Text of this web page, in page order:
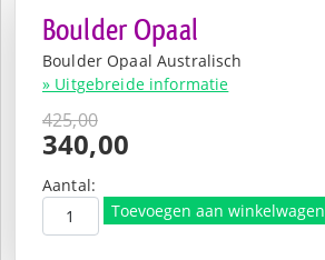
Boulder Opaal
Boulder Opaal Australisch
» Uitgebreide informatie
425,00
Oorspronkelijke
prijs
was:
€425,00.
340,00
Huidige
prijs
is:
€340,00.
Aantal:
Toevoegen aan winkelwagen